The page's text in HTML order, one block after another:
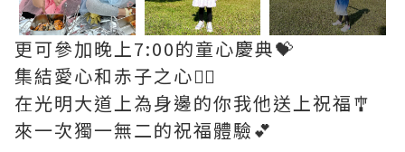
更可參加晚上7:00的童心慶典💝
集結愛心和赤子之心❤️‍🔥
在光明大道上為身邊的你我他送上祝福🎐
來一次獨一無二的祝福體驗💕